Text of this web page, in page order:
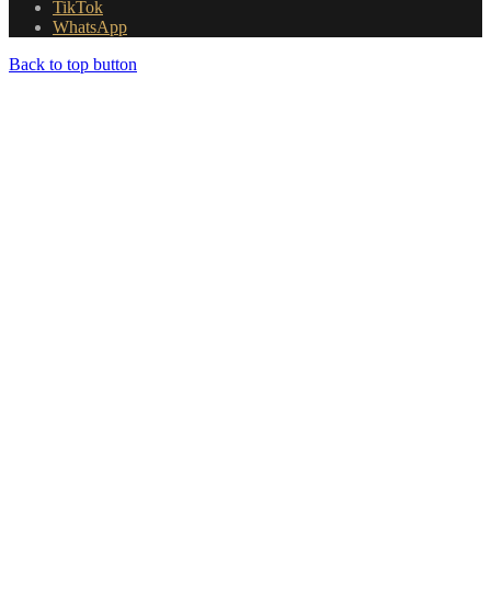
TikTok
WhatsApp
Back to top button